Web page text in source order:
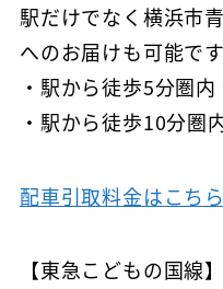
駅だけでなく横浜市
へのお届けも可能です
・駅から徒歩5分圏内
・駅から徒歩10分圏
配車引取料金はこち
【東急こどもの国線】